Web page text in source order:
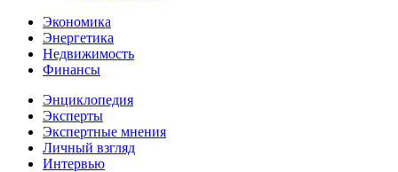
Экономика
Энергетика
Недвижимость
Финансы
Энциклопедия
Эксперты
Экспертные мнения
Личный взгляд
Интервью